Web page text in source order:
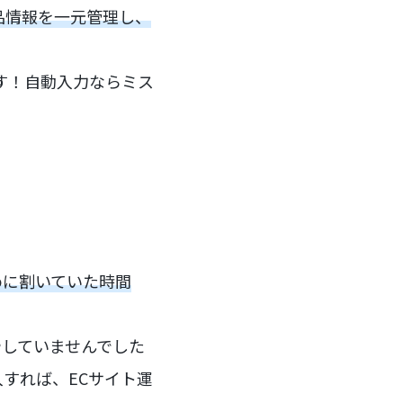
報を一元管理し、
自動入力ならミス
割いていた時間
ていませんでした
れば、ECサイト運